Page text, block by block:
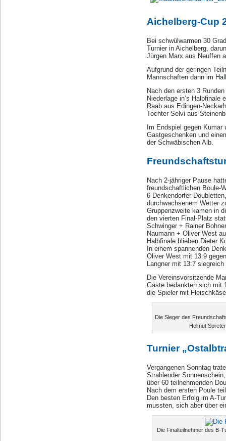
Aichelberg-Cup
Bei schwülwarmen 30
Turnier in Aichelberg,
Jürgen Marx aus Neuffen
Aufgrund der geringen
Mannschaften dann im
Nach den ersten 3
Niederlage in’s
Raab aus Edingen-
Tochter Selvi aus
Im Endspiel gegen
Gastgeschenken und
der Schwäbischen Alb.
Nach 2-jähriger Pause
freundschaftlichen Boule-
6 Denkendorfer
durchwachsenem Wetter
Gruppenzweite kamen in
den vierten Final-Platz
Schwinger + Rainer
Naumann + Oliver West
Halbfinale blieben Dieter
In einem spannenden
Oliver West mit 13:9
Langner mit 13:7
Die Vereinsvorsitzende
Gäste bedankten sich mit
die Spieler mit
Die Sieger des
Helmut
Turnier
Vergangenen Sonntag
Strahlender
über 60 teilnehmenden
Nach dem ersten Poule
Den besten Erfolg im A-
mussten, sich aber über
Die Finalteilnehmer des B-